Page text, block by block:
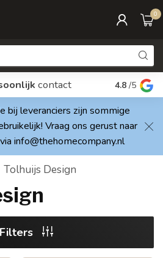
0
contact Elke dag
4.8 /5
bij leveranciers zijn sommige
Vraag ons gerust naar
info@thehomecompany.nl
Tolhuijs Design
Filters